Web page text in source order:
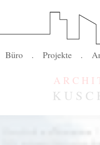
Büro. Projekte.
A R C H I
K U S